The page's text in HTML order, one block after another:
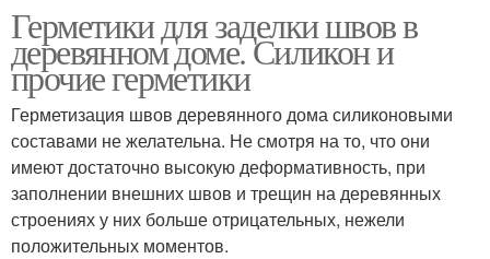
Герметики для заделки швов в
деревянном доме. Силикон и
прочие герметики
Герметизация швов деревянного дома силиконовыми
составами не желательна. Не смотря на то, что они
имеют достаточно высокую деформативность, при
заполнении внешних швов и трещин на деревянных
строениях у них больше отрицательных, нежели
положительных моментов.